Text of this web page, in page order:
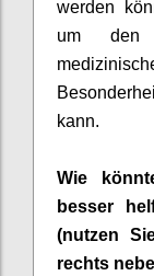
werden
um den
kann.
Wie
besser
(nutzen
rechts